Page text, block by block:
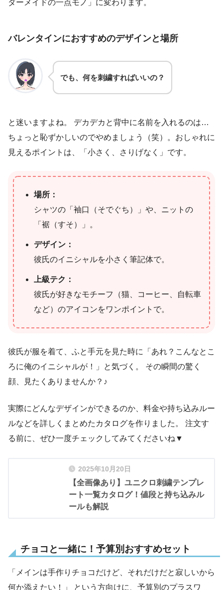
ダーメイドの一点モノ」に変わります。
バレンタインにおすすめのデザインと場所
でも、何を刺繍すればいいの？
と迷いますよね。 デカデカと背中に名前を入れるのは…
ちょっと恥ずかしいのでやめましょう（笑）。おしゃれに
見えるポイントは、「小さく、さりげなく」です。
場所：
シャツの「袖口（そでぐち）」や、ニットの
「裾（すそ）」。
デザイン：
彼氏のイニシャルを小さく筆記体で。
上級テク：
彼氏が好きなモチーフ（猫、コーヒー、自転車
など）のアイコンをワンポイントで。
彼氏が服を着て、ふと手元を見た時に「あれ？こんなとこ
ろに俺のイニシャルが！」と気づく。 その瞬間の驚く
顔、見たくありませんか？♪
実際にどんなデザインができるのか、料金や持ち込みルー
ルなどを詳しくまとめたカタログを作りました。 注文す
る前に、ぜひ一度チェックしてみてくださいね▼
2025年10月20日
【全画像あり】ユニクロ刺繍テンプレ
ート一覧カタログ！値段と持ち込みル
ールも解説
チョコと一緒に！予算別おすすめセット
「メインは手作りチョコだけど、それだけだと寂しいから
何か添えたい！」 という方向けに、予算別のプラスワ